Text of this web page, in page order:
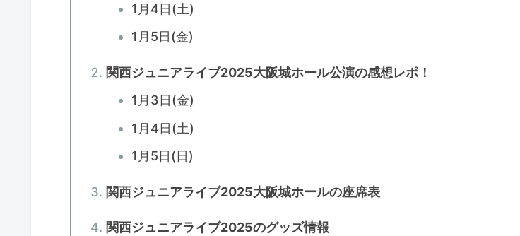
1月4日(土)
1月5日(金)
関西ジュニアライブ2025大阪城ホール公演の感想レポ！
1月3日(金)
1月4日(土)
1月5日(日)
関西ジュニアライブ2025大阪城ホールの座席表
関西ジュニアライブ2025のグッズ情報